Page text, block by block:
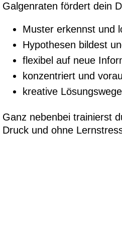
Galgenraten fördert dein
Muster erkennst und
Hypothesen bildest
flexibel auf neue
konzentriert und
kreative
Ganz nebenbei trainierst
Druck und ohne